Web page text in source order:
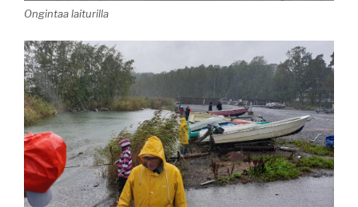
Ongintaa laiturilla